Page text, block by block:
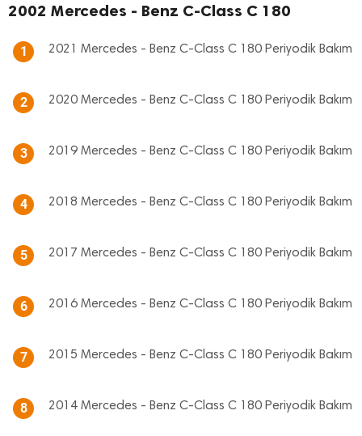
2002 Mercedes - Benz C-Class C 180
1 2021 Mercedes - Benz C-Class C 180 Periyodik Bakım
2 2020 Mercedes - Benz C-Class C 180 Periyodik Bakım
3 2019 Mercedes - Benz C-Class C 180 Periyodik Bakım
4 2018 Mercedes - Benz C-Class C 180 Periyodik Bakım
5 2017 Mercedes - Benz C-Class C 180 Periyodik Bakım
6 2016 Mercedes - Benz C-Class C 180 Periyodik Bakım
7 2015 Mercedes - Benz C-Class C 180 Periyodik Bakım
8 2014 Mercedes - Benz C-Class C 180 Periyodik Bakım